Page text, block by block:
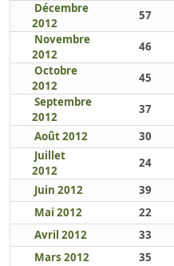
Décembre
2012
57
Novembre
2012
46
Octobre
2012
45
Septembre
2012
37
Août 2012
30
Juillet
2012
24
Juin 2012
39
Mai 2012
22
Avril 2012
33
Mars 2012
35